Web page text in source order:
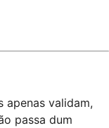
apenas validam,
passa dum